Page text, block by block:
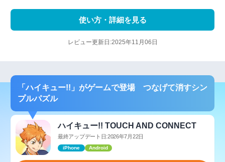
使い方・詳細を見る
レビュー更新日:2025年11月06日
「ハイキュー!!」がゲームで登場 つなげて消すシン
プルパズル
ハイキュー!! TOUCH AND CONNECT
最終アップデート日:2026年7月22日
iPhone Android